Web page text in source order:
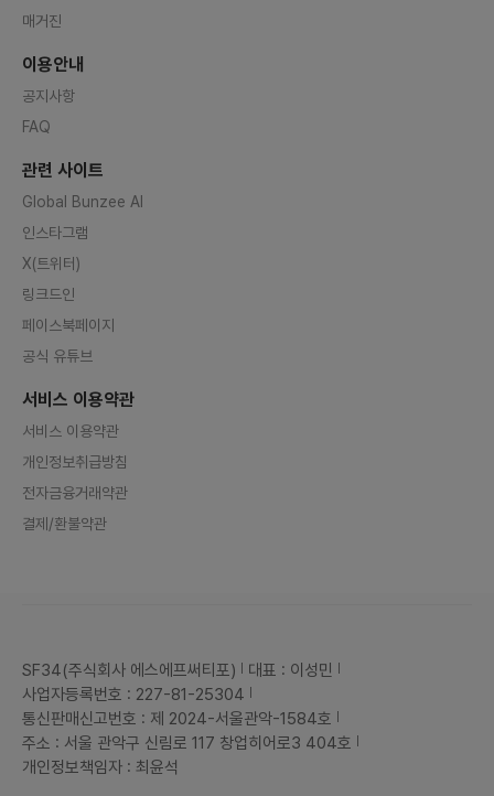
매거진
이용안내
공지사항
FAQ
관련 사이트
Global Bunzee AI
인스타그램
X(트위터)
링크드인
페이스북페이지
공식 유튜브
서비스 이용약관
서비스 이용약관
개인정보취급방침
전자금융거래약관
결제/환불약관
SF34(주식회사 에스에프써티포)
대표 : 이성민
사업자등록번호 : 227-81-25304
통신판매신고번호 : 제 2024-서울관악-1584호
주소 : 서울 관악구 신림로 117 창업히어로3 404호
개인정보책임자 : 최윤석